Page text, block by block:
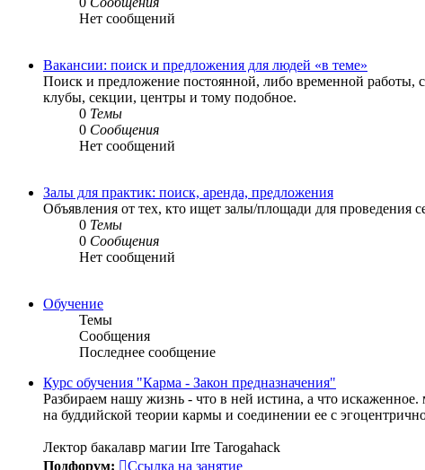
Нет сообщений
Вакансии: поиск и предложения для людей «в теме»
Поиск и предложение постоянной, либо временной работы,
клубы, секции, центры и тому подобное.
0 Темы
0 Сообщения
Нет сообщений
Залы для практик: поиск, аренда, предложения
Объявления от тех, кто ищет залы/площади для проведения
0 Темы
0 Сообщения
Нет сообщений
Обучение
Темы
Сообщения
Последнее сообщение
Курс обучения "Карма - Закон предназначения"
Разбираем нашу жизнь - что в ней истина, а что
на буддийской теории кармы и соединении ее с
Лектор бакалавр магии Irre Tarogahack
Подфорум:
Ссылка на занятие